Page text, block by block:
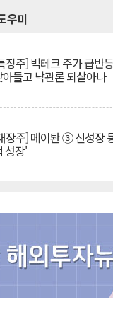
우미
징주] 빅테크 주가 급반
아들고 낙관론 되살아나
장주] 메이퇀 ③ 신성장
성장'